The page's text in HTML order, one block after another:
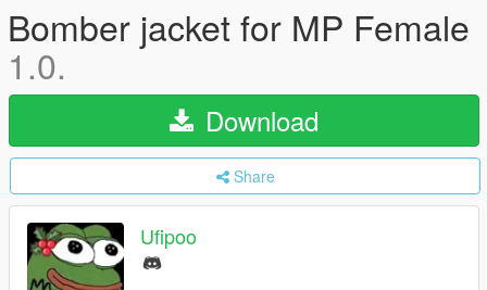
Bomber jacket for MP Female
1.0.
Download
Share
Ufipoo